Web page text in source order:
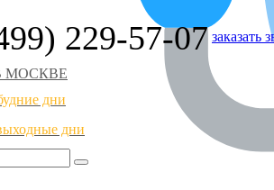
229-57-07 заказать
МОСКВЕ
дни
дни